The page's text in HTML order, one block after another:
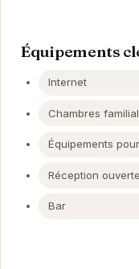
Équipements
Internet
Chambres
Équipements
Réception
Bar